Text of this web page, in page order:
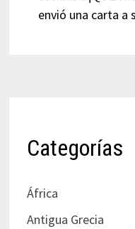
envió una carta a
Categorías
África
Antigua Grecia